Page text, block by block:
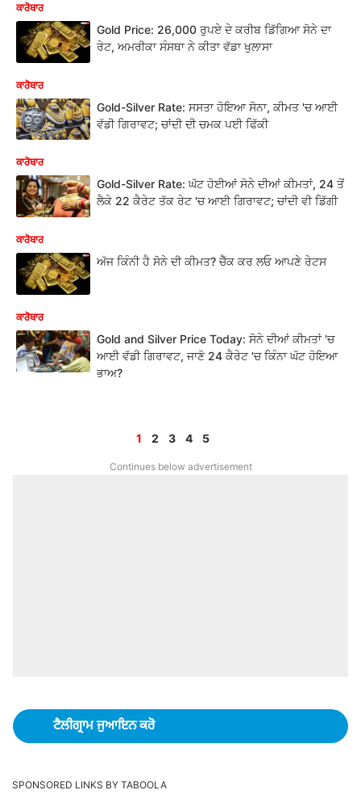
ਕਾਰੋਬਾਰ
Gold Price: 26,000 ਰੁਪਏ ਦੇ ਕਰੀਬ ਡਿੱਗਿਆ ਸੋਨੇ ਦਾ
ਰੇਟ, ਅਮਰੀਕਾ ਸੰਸਥਾ ਨੇ ਕੀਤਾ ਵੱਡਾ ਖੁਲਾਸਾ
ਕਾਰੋਬਾਰ
Gold-Silver Rate: ਸਸਤਾ ਹੋਇਆ ਸੋਨਾ, ਕੀਮਤ 'ਚ ਆਈ
ਵੱਡੀ ਗਿਰਾਵਟ; ਚਾਂਦੀ ਦੀ ਚਮਕ ਪਈ ਫਿੱਕੀ
ਕਾਰੋਬਾਰ
Gold-Silver Rate: ਘੱਟ ਹੋਈਆਂ ਸੋਨੇ ਦੀਆਂ ਕੀਮਤਾਂ, 24 ਤੋਂ
ਲੈਕੇ 22 ਕੈਰੇਟ ਤੱਕ ਰੇਟ 'ਚ ਆਈ ਗਿਰਾਵਟ; ਚਾਂਦੀ ਵੀ ਡਿੱਗੀ
ਕਾਰੋਬਾਰ
ਅੱਜ ਕਿੰਨੀ ਹੈ ਸੋਨੇ ਦੀ ਕੀਮਤ? ਚੈੱਕ ਕਰ ਲਓ ਆਪਣੇ ਰੇਟਸ
ਕਾਰੋਬਾਰ
Gold and Silver Price Today: ਸੋਨੇ ਦੀਆਂ ਕੀਮਤਾਂ 'ਚ
ਆਈ ਵੱਡੀ ਗਿਰਾਵਟ, ਜਾਣੋ 24 ਕੈਰੇਟ 'ਚ ਕਿੰਨਾ ਘੱਟ ਹੋਇਆ
ਭਾਅ?
1 2 3 4 5
Continues below advertisement
ਟੈਲੀਗ੍ਰਾਮ ਜੁਆਇਨ ਕਰੋ
SPONSORED LINKS BY TABOOLA